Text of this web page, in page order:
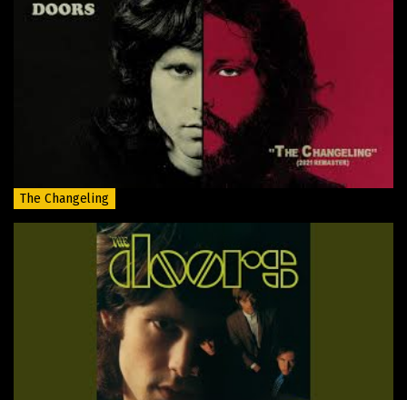
The Changeling